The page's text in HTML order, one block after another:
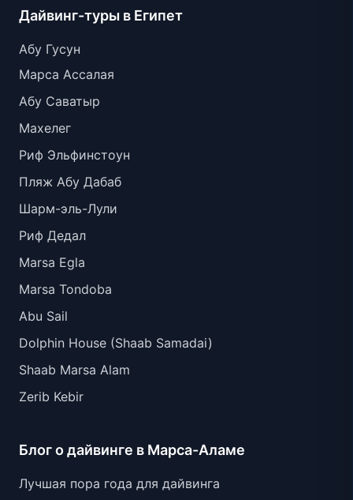
Дайвинг-туры в Египет
Абу Гусун
Марса Ассалая
Абу Саватыр
Махелег
Риф Эльфинстоун
Пляж Абу Дабаб
Шарм-эль-Лули
Риф Дедал
Marsa Egla
Marsa Tondoba
Abu Sail
Dolphin House (Shaab Samadai)
Shaab Marsa Alam
Zerib Kebir
Блог о дайвинге в Марса-Аламе
Лучшая пора года для дайвинга